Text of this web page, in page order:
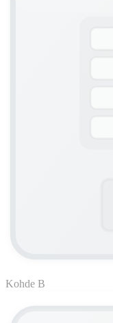
Kohde B